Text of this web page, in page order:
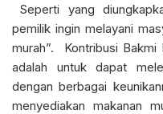
Seperti yang
pemilik ingin melayani
murah”. Kontribusi
adalah untuk dapat
dengan berbagai
menyediakan makanan